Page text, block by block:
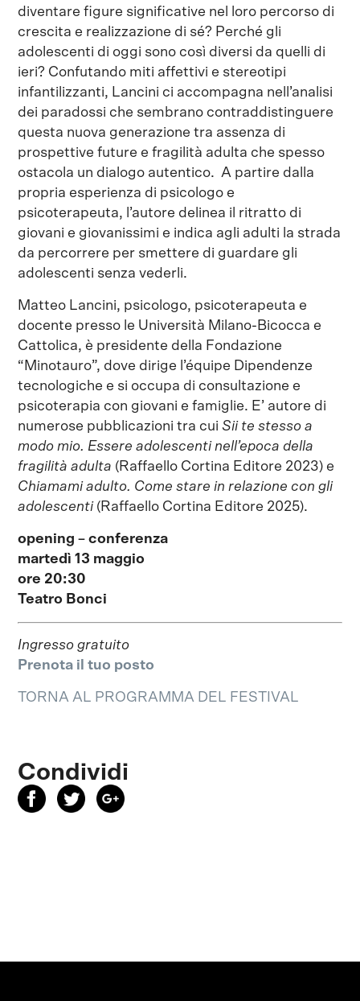
diventare figure significative nel loro percorso di
crescita e realizzazione di sé? Perché gli
adolescenti di oggi sono così diversi da quelli di
ieri? Confutando miti affettivi e stereotipi
infantilizzanti, Lancini ci accompagna nell’analisi
dei paradossi che sembrano contraddistinguere
questa nuova generazione tra assenza di
prospettive future e fragilità adulta che spesso
ostacola un dialogo autentico. A partire dalla
propria esperienza di psicologo e
psicoterapeuta, l’autore delinea il ritratto di
giovani e giovanissimi e indica agli adulti la strada
da percorrere per smettere di guardare gli
adolescenti senza vederli.
Matteo Lancini, psicologo, psicoterapeuta e
docente presso le Università Milano-Bicocca e
Cattolica, è presidente della Fondazione
“Minotauro”, dove dirige l’équipe Dipendenze
tecnologiche e si occupa di consultazione e
psicoterapia con giovani e famiglie. E’ autore di
numerose pubblicazioni tra cuiSii te stesso a
modo mio. Essere adolescenti nell’epoca della
fragilità adulta (Raffaello Cortina Editore 2023) e
Chiamami adulto. Come stare in relazione con gli
adolescenti (Raffaello Cortina Editore 2025).
opening – conferenza
martedì 13 maggio
ore 20:30
Teatro Bonci
Ingresso gratuito
Prenota il tuo posto
TORNA AL PROGRAMMA DEL FESTIVAL
Condividi